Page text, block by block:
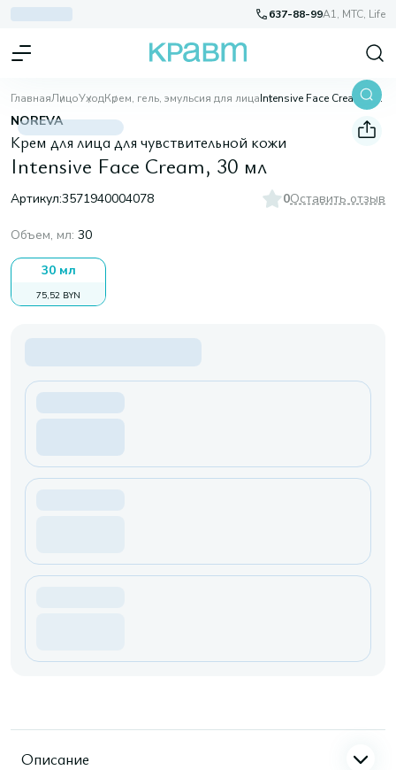
637-88-99A1, МТС, Life
ГлавнаяЛицоУходКрем, гель, эмульсия для лица Intensive Face Cream, 30 мл
NOREVA
Крем для лица для чувствительной кожи
Intensive Face Cream, 30 мл
Артикул:3571940004078 0Оставить отзыв
Объем, мл: 30
30 мл
75,52 BYN
Описание